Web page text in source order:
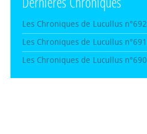
Les Chroniques de Lucullus n°692
Les Chroniques de Lucullus n°691
Les Chroniques de Lucullus n°690